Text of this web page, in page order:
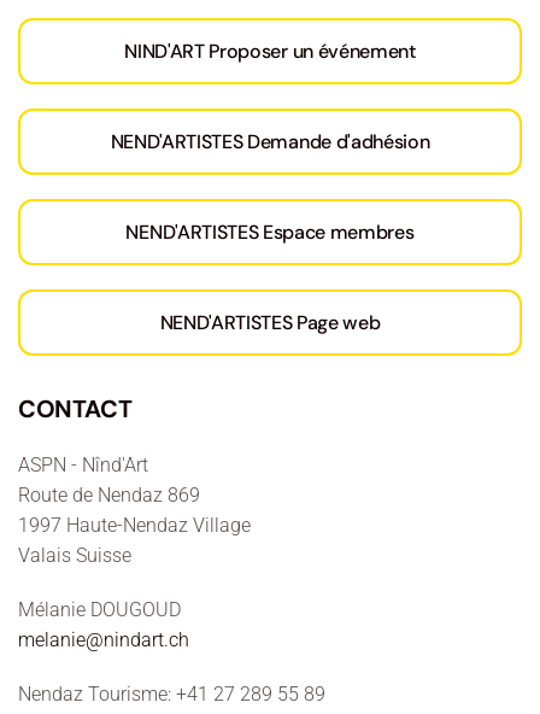
NIND'ART Proposer un événement
NEND'ARTISTES Demande d'adhésion
NEND'ARTISTES Espace membres
NEND'ARTISTES Page web
CONTACT
ASPN - Nînd'Art
Route de Nendaz 869
1997 Haute-Nendaz Village
Valais Suisse
Mélanie DOUGOUD
melanie@nindart.ch
Nendaz Tourisme: +41 27 289 55 89